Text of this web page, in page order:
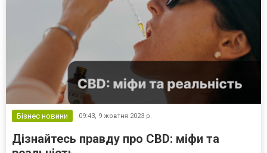
Бізнес новини 09:43, 9 жовтня 2023 р.
Дізнайтесь правду про CBD: міфи та